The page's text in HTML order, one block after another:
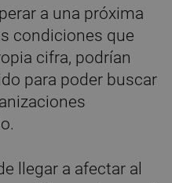
a una próxima
condiciones que
cifra, podrían
para poder buscar
llegar a afectar al